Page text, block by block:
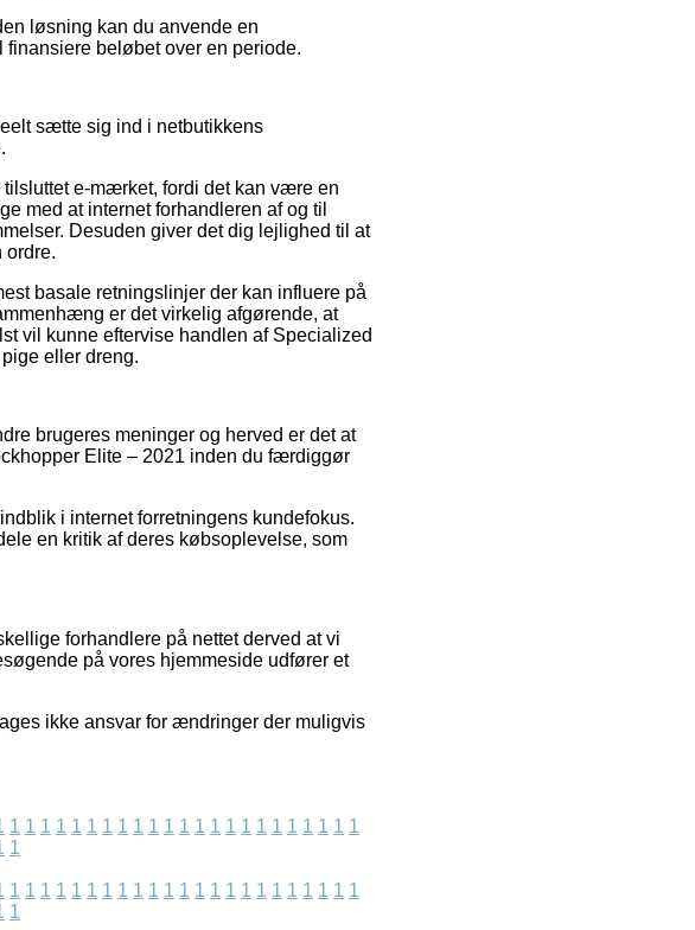
løsning kan du anvende en
beløbet over en periode.
sætte sig ind i netbutikkens
e-mærket, fordi det kan være en
med at internet forhandleren af og til
Desuden giver det dig lejlighed til at
ordre.
basale retningslinjer der kan influere på
er det virkelig afgørende, at
vil kunne eftervise handlen af Specialized
eller dreng.
brugeres meninger og herved er det at
Elite – 2021 inden du færdiggør
i internet forretningens kundefokus.
en kritik af deres købsoplevelse, som
forhandlere på nettet derved at vi
på vores hjemmeside udfører et
ikke ansvar for ændringer der muligvis
1 1 1 1 1 1 1 1 1 1 1 1 1 1 1 1 1 1 1 1 1 1 1
1
1 1 1 1 1 1 1 1 1 1 1 1 1 1 1 1 1 1 1 1 1 1 1
1